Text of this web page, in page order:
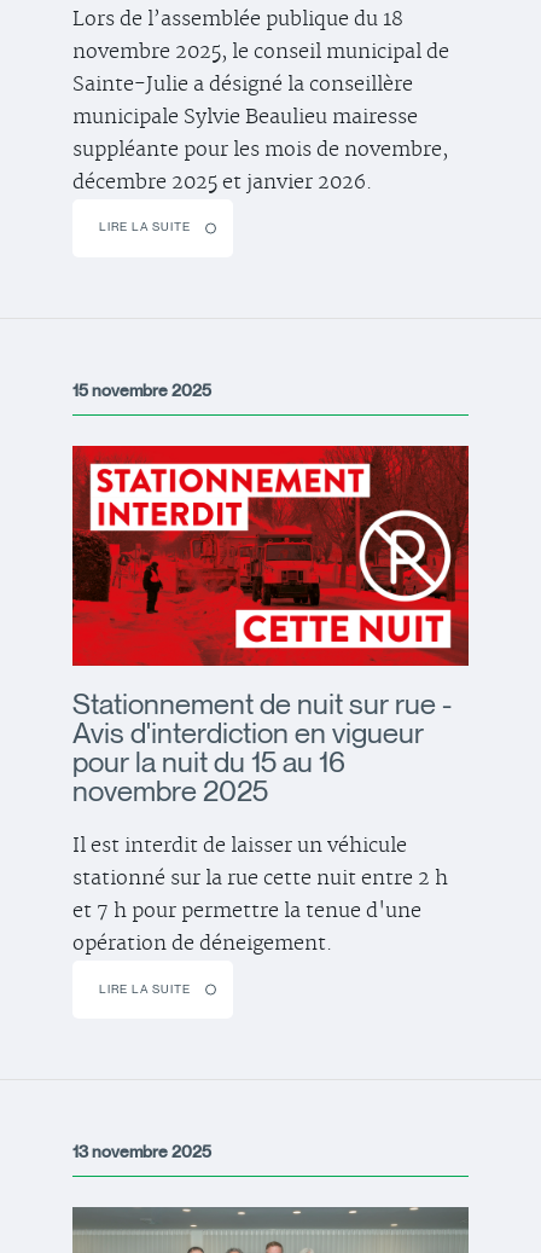
Lors de l’assemblée publique du 18
novembre 2025, le conseil municipal de
Sainte-Julie a désigné la conseillère
municipale Sylvie Beaulieu mairesse
suppléante pour les mois de novembre,
décembre 2025 et janvier 2026.
LIRE LA SUITE
15 novembre 2025
Stationnement de nuit sur rue -
Avis d'interdiction en vigueur
pour la nuit du 15 au 16
novembre 2025
Il est interdit de laisser un véhicule
stationné sur la rue cette nuit entre 2 h
et 7 h pour permettre la tenue d'une
opération de déneigement.
LIRE LA SUITE
13 novembre 2025